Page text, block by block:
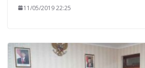
11/05/2019 22:25